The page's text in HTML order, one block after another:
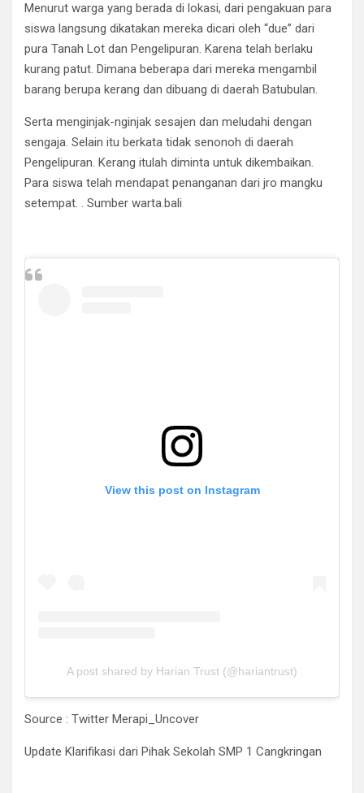
Menurut warga yang berada di lokasi, dari pengakuan para
siswa langsung dikatakan mereka dicari oleh “due” dari
pura Tanah Lot dan Pengelipuran. Karena telah berlaku
kurang patut. Dimana beberapa dari mereka mengambil
barang berupa kerang dan dibuang di daerah Batubulan.
Serta menginjak-nginjak sesajen dan meludahi dengan
sengaja. Selain itu berkata tidak senonoh di daerah
Pengelipuran. Kerang itulah diminta untuk dikembaikan.
Para siswa telah mendapat penanganan dari jro mangku
setempat. . Sumber warta.bali
View this post on Instagram
A post shared by Harian Trust (@hariantrust)
Source : Twitter Merapi_Uncover
Update Klarifikasi dari Pihak Sekolah SMP 1 Cangkringan